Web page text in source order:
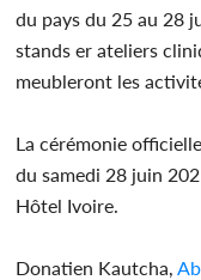
du pays du 25 au 28
stands er ateliers
meubleront les
La cérémonie
du samedi 28 juin
Hôtel Ivoire.
Donatien Kautcha,